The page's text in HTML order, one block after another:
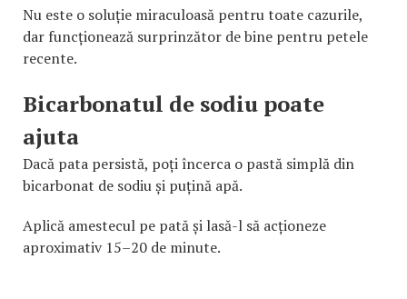
Nu este o soluție miraculoasă pentru toate cazurile,
dar funcționează surprinzător de bine pentru petele
recente.
Bicarbonatul de sodiu poate
ajuta
Dacă pata persistă, poți încerca o pastă simplă din
bicarbonat de sodiu și puțină apă.
Aplică amestecul pe pată și lasă-l să acționeze
aproximativ 15–20 de minute.